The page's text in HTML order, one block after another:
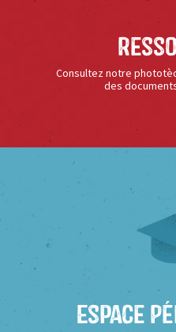
Consultez notre
des
Espace